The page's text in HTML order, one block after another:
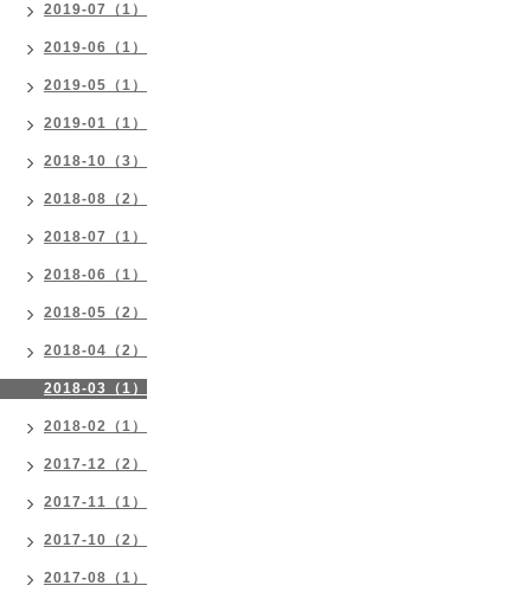
2019-07（1）
2019-06（1）
2019-05（1）
2019-01（1）
2018-10（3）
2018-08（2）
2018-07（1）
2018-06（1）
2018-05（2）
2018-04（2）
2018-03（1）
2018-02（1）
2017-12（2）
2017-11（1）
2017-10（2）
2017-08（1）